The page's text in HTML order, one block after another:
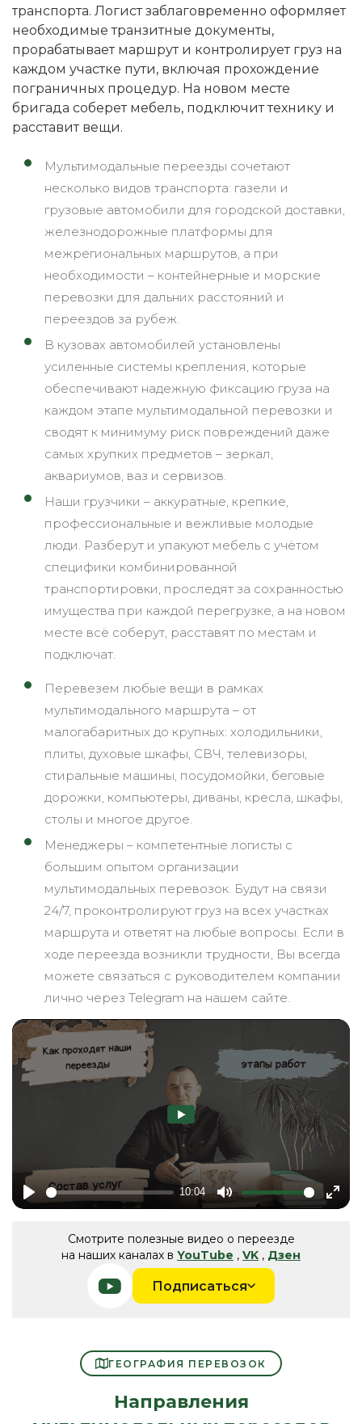
транспорта. Логист заблаговременно оформляет
необходимые транзитные документы,
прорабатывает маршрут и контролирует груз на
каждом участке пути, включая прохождение
пограничных процедур. На новом месте
бригада соберет мебель, подключит технику и
расставит вещи.
Мультимодальные переезды сочетают
несколько видов транспорта: газели и
грузовые автомобили для городской доставки,
железнодорожные платформы для
межрегиональных маршрутов, а при
необходимости – контейнерные и морские
перевозки для дальних расстояний и
переездов за рубеж.
В кузовах автомобилей установлены
усиленные системы крепления, которые
обеспечивают надежную фиксацию груза на
каждом этапе мультимодальной перевозки и
сводят к минимуму риск повреждений даже
самых хрупких предметов – зеркал,
аквариумов, ваз и сервизов.
Наши грузчики – аккуратные, крепкие,
профессиональные и вежливые молодые
люди. Разберут и упакуют мебель с учётом
специфики комбинированной
транспортировки, проследят за сохранностью
имущества при каждой перегрузке, а на новом
месте всё соберут, расставят по местам и
подключат.
Play
10:04
Mute
Смотрите полезные видео о переезде
на наших каналах в YouTube , VK , Дзен
Подписаться
Перевезем любые вещи в рамках
мультимодального маршрута – от
малогабаритных до крупных: холодильники,
плиты, духовые шкафы, СВЧ, телевизоры,
стиральные машины, посудомойки, беговые
дорожки, компьютеры, диваны, кресла, шкафы,
столы и многое другое.
Менеджеры – компетентные логисты с
большим опытом организации
мультимодальных перевозок. Будут на связи
24/7, проконтролируют груз на всех участках
маршрута и ответят на любые вопросы. Если в
ходе переезда возникли трудности, Вы всегда
можете связаться с руководителем компании
лично через Telegram на нашем сайте.
ГЕОГРАФИЯ ПЕРЕВОЗОК
Направления